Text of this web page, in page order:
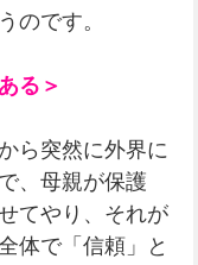
のです。
る＞
ら突然に外界に
、母親が保護
てやり、それが
体で「信頼」と